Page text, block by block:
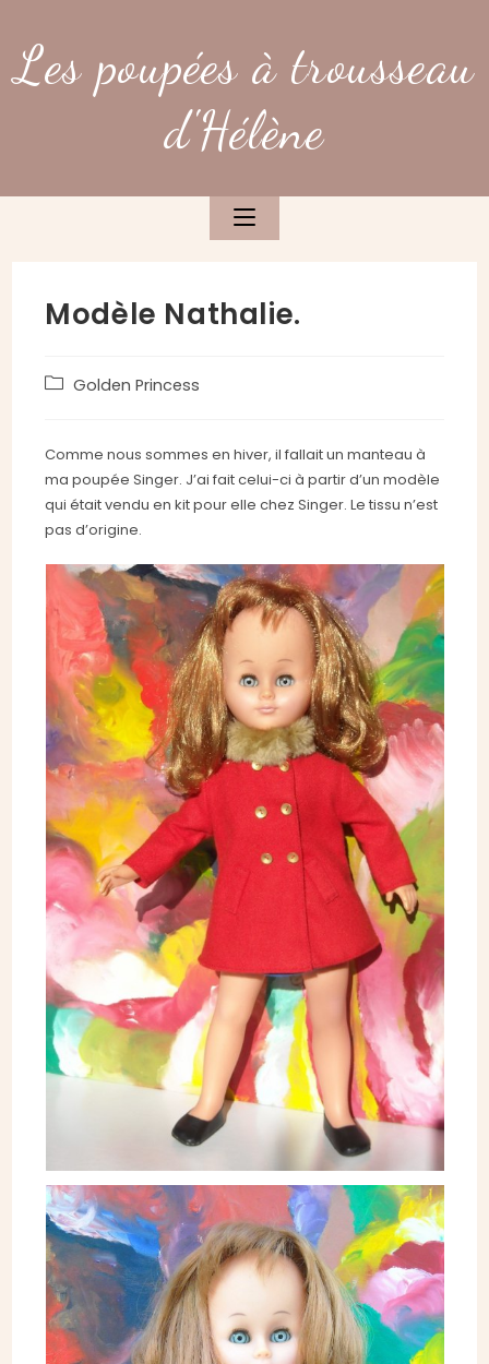
content
Les poupées à trousseau
d'Hélène
Modèle Nathalie.
PostGolden Princess
Comme nous sommes en hiver, il fallait un manteau à
ma poupée Singer. J’ai fait celui-ci à partir d’un modèle
qui était vendu en kit pour elle chez Singer. Le tissu n’est
pas d’origine.